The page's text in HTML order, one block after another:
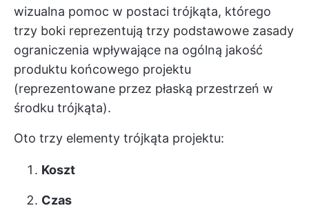
wizualna pomoc w postaci trójkąta, którego
trzy boki reprezentują trzy podstawowe zasady
ograniczenia wpływające na ogólną jakość
produktu końcowego projektu
(reprezentowane przez płaską przestrzeń w
środku trójkąta).
Oto trzy elementy trójkąta projektu:
Koszt
Czas